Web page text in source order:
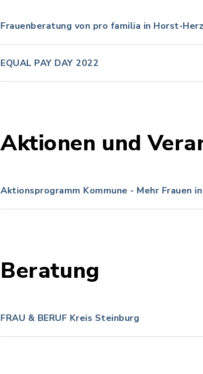
Frauenberatung von pro familia in Horst-
EQUAL PAY DAY 2022
Aktionen und
Aktionsprogramm Kommune - Mehr Frauen
Beratung
FRAU & BERUF Kreis Steinburg